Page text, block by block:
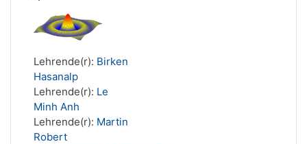
Lehrende(r): Birken
Hasanalp
Lehrende(r): Le
Minh Anh
Lehrende(r): Martin
Robert